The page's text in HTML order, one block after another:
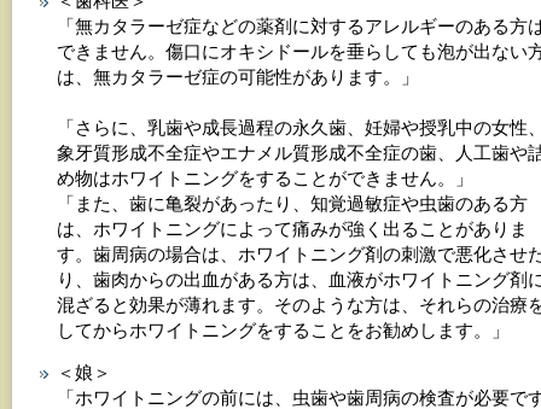
「無カタラーゼ症などの薬剤に対するアレルギーのある方
できません。傷口にオキシドールを垂らしても泡が出ない
は、無カタラーゼ症の可能性があります。」
「さらに、乳歯や成長過程の永久歯、妊婦や授乳中の女性
象牙質形成不全症やエナメル質形成不全症の歯、人工歯や
め物はホワイトニングをすることができません。」
「また、歯に亀裂があったり、知覚過敏症や虫歯のある方
は、ホワイトニングによって痛みが強く出ることがありま
す。歯周病の場合は、ホワイトニング剤の刺激で悪化させ
り、歯肉からの出血がある方は、血液がホワイトニング剤
混ざると効果が薄れます。そのような方は、それらの治療
してからホワイトニングをすることをお勧めします。」
＜娘＞
「ホワイトニングの前には、虫歯や歯周病の検査が必要で